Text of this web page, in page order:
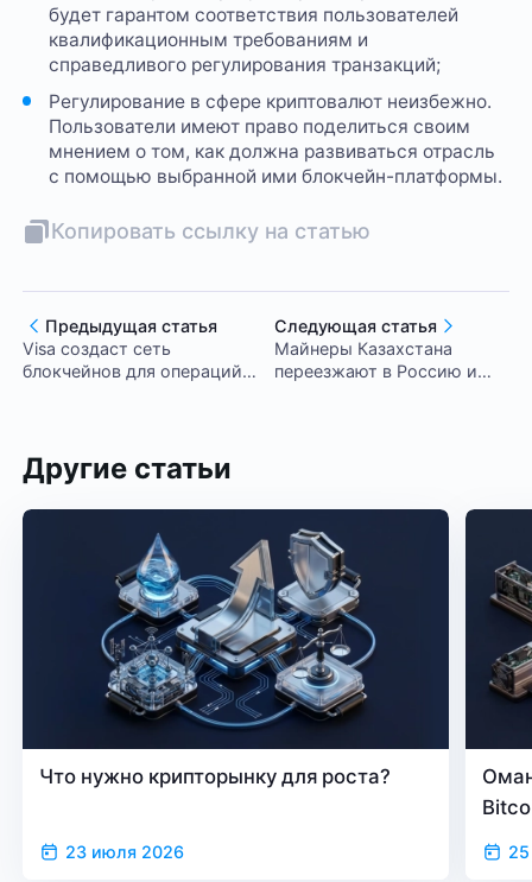
будет гарантом соответствия пользователей
квалификационным требованиям и
справедливого регулирования транзакций;
Регулирование в сфере криптовалют неизбежно.
Пользователи имеют право поделиться своим
мнением о том, как должна развиваться отрасль
с помощью выбранной ими блокчейн-платформы.
Копировать ссылку на статью
Предыдущая статья
Visa создаст сеть
блокчейнов для операций с
Следующая статья
Майнеры Казахстана
переезжают в Россию и
Другие статьи
Что нужно крипторынку для роста?
23 июля 2026